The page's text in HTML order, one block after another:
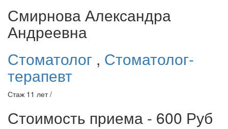
СмирноваАлександра
Андреевна
Стоматолог , Стоматолог-
терапевт
Стаж 11 лет /
Стоимость приема - 600 Руб